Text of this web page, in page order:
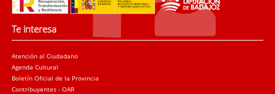
Te interesa
Atención al Ciudadano
Agenda Cultural
Boletín Oficial de la Provincia
Contribuyentes - OAR